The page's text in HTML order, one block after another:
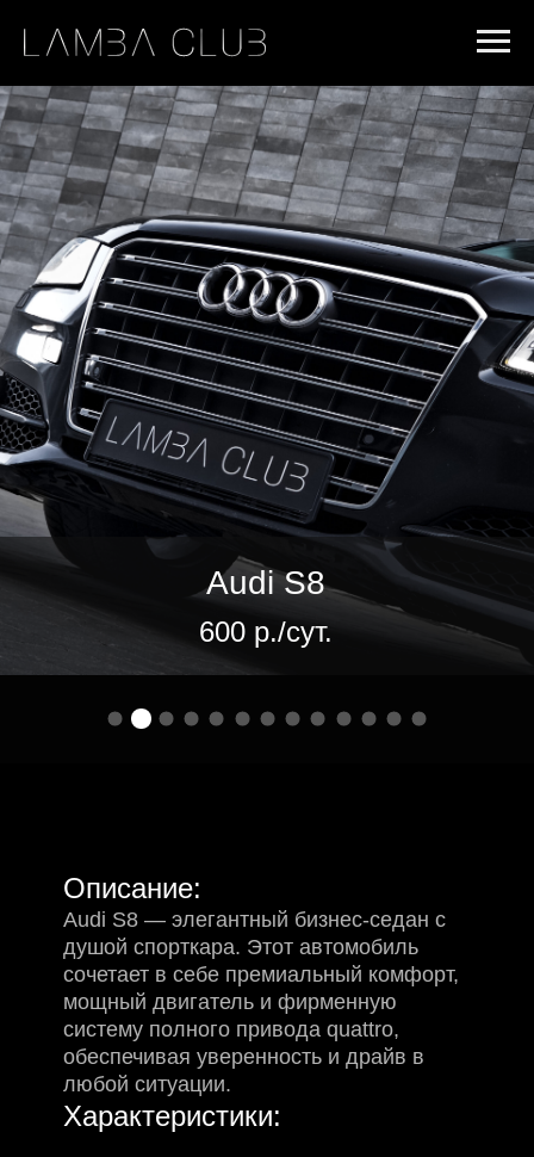
Обязательно для применения z-index */ } #rec829055397 { z-
index: 2 !important; position: relative; /* Обязательно для
Audi S8
600 р./сут.
Описание:
Audi S8 — элегантный бизнес-седан с
душой спорткара. Этот автомобиль
сочетает в себе премиальный комфорт,
мощный двигатель и фирменную
систему полного привода quattro,
обеспечивая уверенность и драйв в
любой ситуации.
Характеристики: